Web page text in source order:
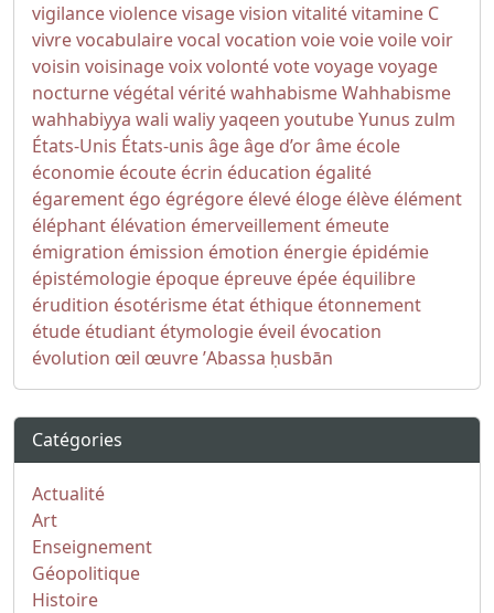
vigilanceviolencevisagevision vitalitévitamine C
vivrevocabulairevocal vocation voievoievoilevoir
voisin voisinagevoixvolontévotevoyagevoyage
nocturnevégétal véritéwahhabismeWahhabisme
wahhabiyya wali waliyyaqeen youtubeYunus zulm
États-Unis États-unis âgeâge d’orâme école
économie écoute écrin éducation égalité
égarement égo égrégore élevé éloge élève élément
éléphant élévation émerveillement émeute
émigration émission émotion énergie épidémie
épistémologie époque épreuve épée équilibre
érudition ésotérisme état éthique étonnement
étude étudiant étymologie éveil évocation
évolution œil œuvreʼAbassa ḥusbān
Catégories
Actualité
Art
Enseignement
Géopolitique
Histoire